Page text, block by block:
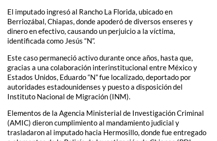
El imputado ingresó al Rancho La Florida, ubicado en
Berriozábal, Chiapas, donde apoderó de diversos enseres y
dinero en efectivo, causando un perjuicio a la víctima,
identificada como Jesús “N”.
Este caso permaneció activo durante once años, hasta que,
gracias a una colaboración interinstitucional entre México y
Estados Unidos, Eduardo “N” fue localizado, deportado por
autoridades estadounidenses y puesto a disposición del
Instituto Nacional de Migración (INM).
Elementos de la Agencia Ministerial de Investigación Criminal
(AMIC) dieron cumplimiento al mandamiento judicial y
trasladaron al imputado hacia Hermosillo, donde fue entregado